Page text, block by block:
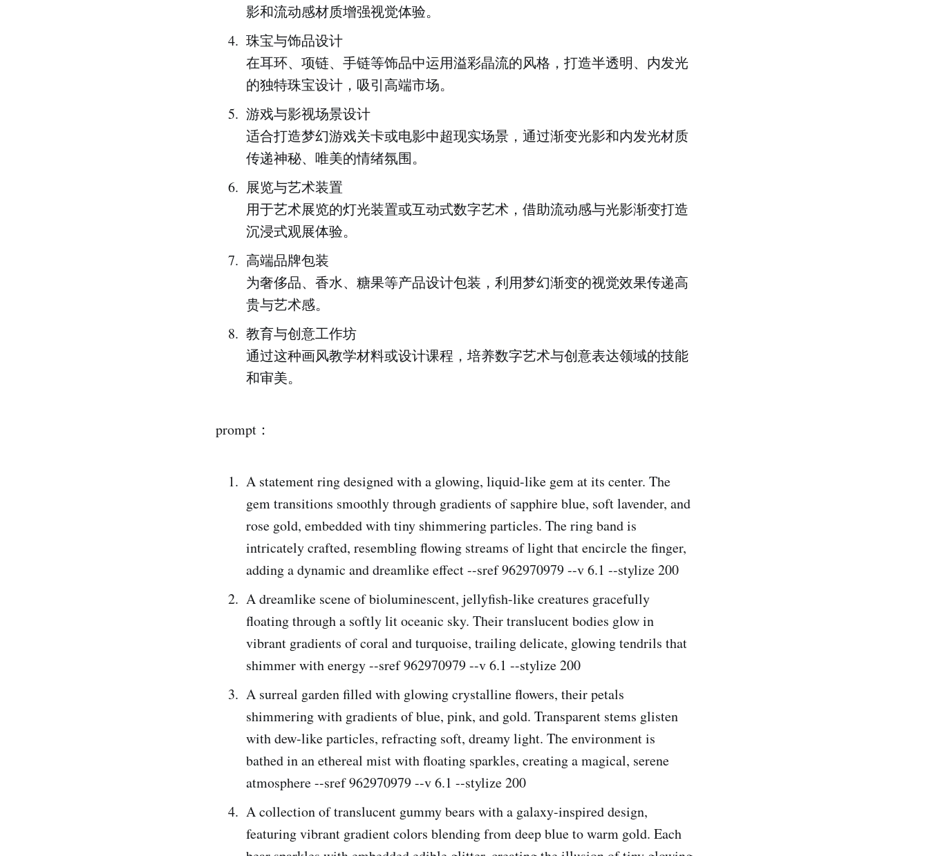
影和流动感材质增强视觉体验。
珠宝与饰品设计
在耳环、项链、手链等饰品中运用溢彩晶流的风格，打造半透明、内发光
的独特珠宝设计，吸引高端市场。
游戏与影视场景设计
适合打造梦幻游戏关卡或电影中超现实场景，通过渐变光影和内发光材质
传递神秘、唯美的情绪氛围。
展览与艺术装置
用于艺术展览的灯光装置或互动式数字艺术，借助流动感与光影渐变打造
沉浸式观展体验。
高端品牌包装
为奢侈品、香水、糖果等产品设计包装，利用梦幻渐变的视觉效果传递高
贵与艺术感。
教育与创意工作坊
通过这种画风教学材料或设计课程，培养数字艺术与创意表达领域的技能
和审美。
prompt：
A statement ring designed with a glowing, liquid-like gem at its center. The
gem transitions smoothly through gradients of sapphire blue, soft lavender, and
rose gold, embedded with tiny shimmering particles. The ring band is
intricately crafted, resembling flowing streams of light that encircle the finger,
adding a dynamic and dreamlike effect --sref 962970979 --v 6.1 --stylize 200
A dreamlike scene of bioluminescent, jellyfish-like creatures gracefully
floating through a softly lit oceanic sky. Their translucent bodies glow in
vibrant gradients of coral and turquoise, trailing delicate, glowing tendrils that
shimmer with energy --sref 962970979 --v 6.1 --stylize 200
A surreal garden filled with glowing crystalline flowers, their petals
shimmering with gradients of blue, pink, and gold. Transparent stems glisten
with dew-like particles, refracting soft, dreamy light. The environment is
bathed in an ethereal mist with floating sparkles, creating a magical, serene
atmosphere --sref 962970979 --v 6.1 --stylize 200
A collection of translucent gummy bears with a galaxy-inspired design,
featuring vibrant gradient colors blending from deep blue to warm gold. Each